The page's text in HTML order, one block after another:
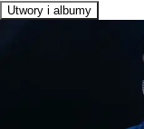
Utwory i albumy